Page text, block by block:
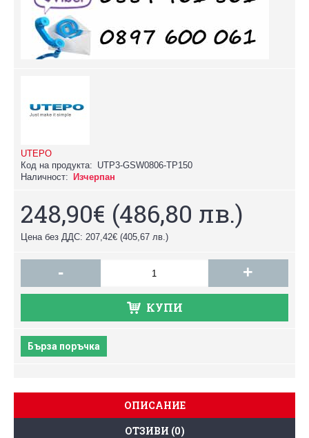
UTEPO
Код на продукта: UTP3-GSW0806-TP150
Наличност:
Изчерпан
248,90€ (486,80 лв.)
Цена без ДДС: 207,42€ (405,67 лв.)
- +
КУПИ
Бърза поръчка
ОПИСАНИЕ
ОТЗИВИ (0)